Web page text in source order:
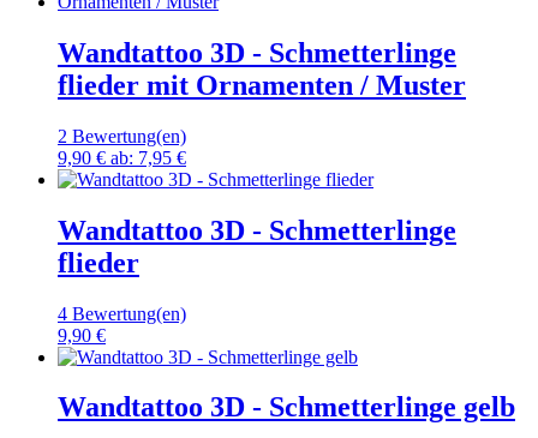
Wandtattoo 3D - Schmetterlinge
flieder mit Ornamenten / Muster
2 Bewertung(en)
9,90 € ab: 7,95 €
Wandtattoo 3D - Schmetterlinge
flieder
4 Bewertung(en)
9,90 €
Wandtattoo 3D - Schmetterlinge gelb